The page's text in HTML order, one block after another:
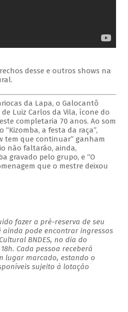
desse e outros shows na
da Lapa, o Galocantô
Luiz Carlos da Vila, ícone do
completaria 70 anos. Ao som
“Kizomba, a festa da raça”,
tem que continuar” ganham
não faltarão, ainda,
gravado pelo grupo, e “O
que o mestre deixou
fazer a pré-reserva de seu
pode encontrar ingressos
BNDES, no dia do
Cada pessoa receberá
lugar marcado, estando o
sujeito à lotação